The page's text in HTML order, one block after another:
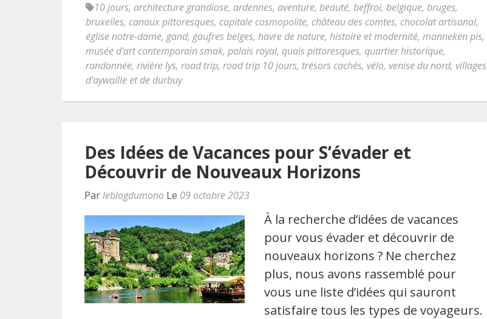
10 jours, architecture grandiose, ardennes, aventure, beauté, beffroi, belgique, bruges,
bruxelles, canaux pittoresques, capitale cosmopolite, château des comtes, chocolat artisanal,
église notre-dame, gand, gaufres belges, havre de nature, histoire et modernité, manneken pis,
musée d'art contemporain smak, palais royal, quais pittoresques, quartier historique,
randonnée, rivière lys, road trip, road trip 10 jours, trésors cachés, vélo, venise du nord, villages
d'aywaille et de durbuy
Des Idées de Vacances pour S’évader et
Découvrir de Nouveaux Horizons
Parleblogdumono Le 09 octobre 2023
À la recherche d’idées de vacances
pour vous évader et découvrir de
nouveaux horizons ? Ne cherchez
plus, nous avons rassemblé pour
vous une liste d’idées qui sauront
satisfaire tous les types de voyageurs.